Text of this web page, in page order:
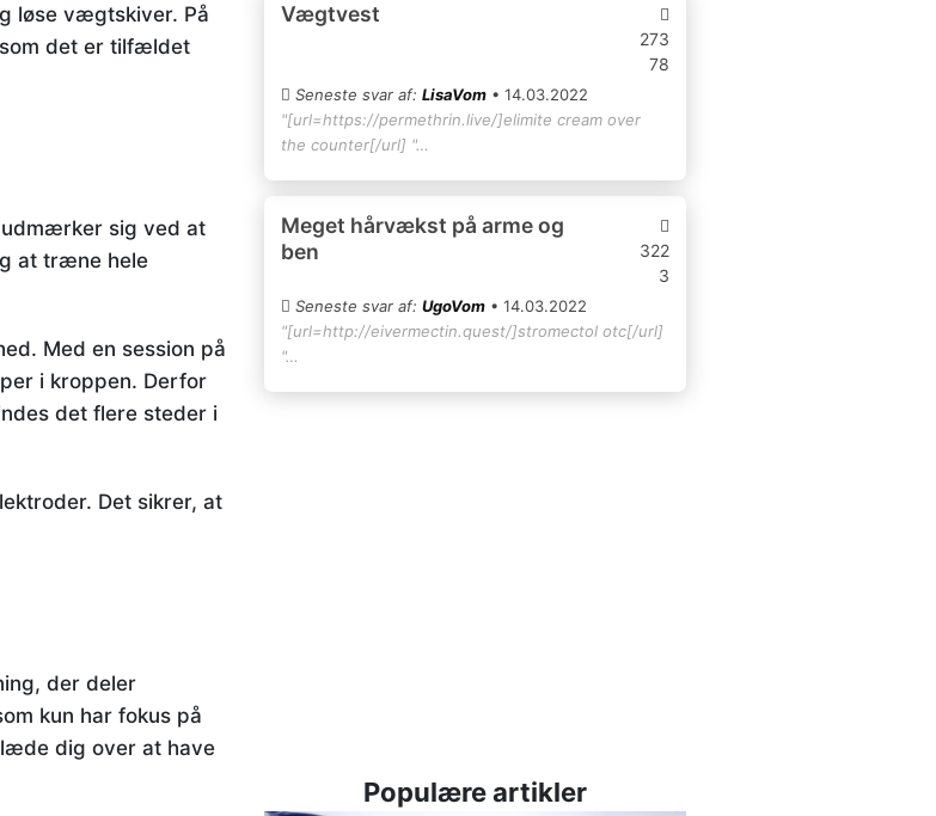
løse vægtskiver. På
det er tilfældet
udmærker sig ved at
at træne hele
Med en session på
i kroppen. Derfor
det flere steder i
Det sikrer, at
der deler
kun har fokus på
dig over at have
Vægtvest
273
78
Seneste svar af: LisaVom• 14.03.2022
"[url=https://permethrin.live/]elimite cream over
the counter[/url] "…
Meget hårvækst på arme og
ben
322
3
Seneste svar af: UgoVom• 14.03.2022
"[url=http://eivermectin.quest/]stromectol otc[/url]
"…
Populære artikler